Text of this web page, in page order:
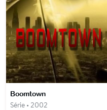
Boomtown
Série • 2002